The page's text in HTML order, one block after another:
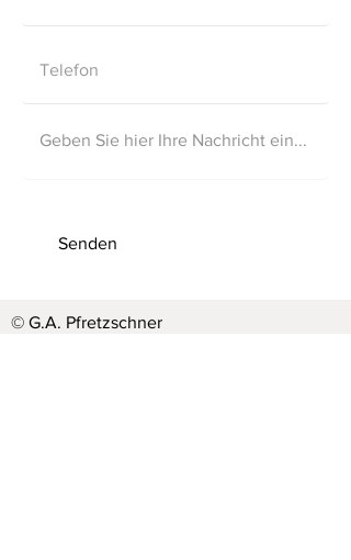
Senden
© G.A. Pfretzschner